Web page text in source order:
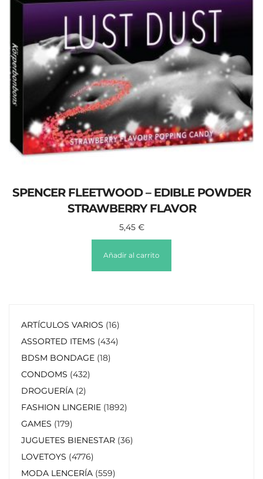
SPENCER FLEETWOOD – EDIBLE POWDER
STRAWBERRY FLAVOR
5,45 €
Añadir al carrito
ARTÍCULOS VARIOS 16
ASSORTED ITEMS 434
BDSM BONDAGE 18
CONDOMS 432
DROGUERÍA 2
FASHION LINGERIE 1892
GAMES 179
JUGUETES BIENESTAR 36
LOVETOYS 4776
MODA LENCERÍA 559